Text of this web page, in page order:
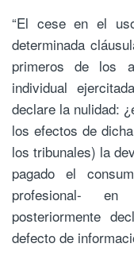
“El cese en el
determinada
primeros de los
individual
declare la nulidad:
los efectos de
los tribunales) la
pagado el
profesional-
posteriormente
defecto de